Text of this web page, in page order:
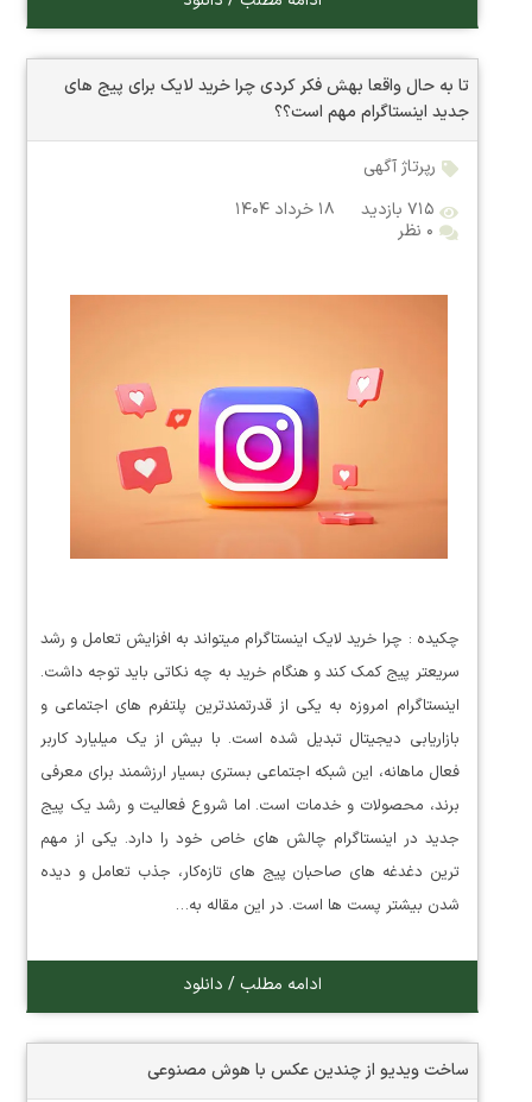
تا به حال واقعا بهش فکر کردی چرا خرید لایک برای پیج های
جدید اینستاگرام مهم است؟؟
رپرتاژ آگهی
۷۱۵ بازدید
۱۸ خرداد ۱۴۰۴
۰ نظر
چکیده : چرا خرید لایک اینستاگرام میتواند به افزایش تعامل و رشد
سریعتر پیج کمک کند و هنگام خرید به چه نکاتی باید توجه داشت.
اینستاگرام امروزه به یکی از قدرتمندترین پلتفرم های اجتماعی و
بازاریابی دیجیتال تبدیل شده است. با بیش از یک میلیارد کاربر
فعال ماهانه، این شبکه اجتماعی بستری بسیار ارزشمند برای معرفی
برند، محصولات و خدمات است. اما شروع فعالیت و رشد یک پیج
جدید در اینستاگرام چالش های خاص خود را دارد. یکی از مهم
ترین دغدغه های صاحبان پیج های تازه‌کار، جذب تعامل و دیده
شدن بیشتر پست ها است. در این مقاله به…
ادامه مطلب / دانلود
ساخت ویدیو از چندین عکس با هوش مصنوعی